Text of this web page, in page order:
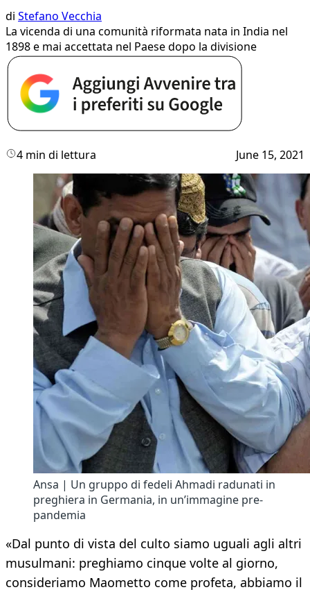
di Stefano Vecchia
La vicenda di una comunità riformata nata in India nel
1898 e mai accettata nel Paese dopo la divisione
4 min di lettura June 15, 2021
Ansa | Un gruppo di fedeli Ahmadi radunati in
preghiera in Germania, in un’immagine pre-
pandemia
«Dal punto di vista del culto siamo uguali agli altri
musulmani: preghiamo cinque volte al giorno,
consideriamo Maometto come profeta, abbiamo il